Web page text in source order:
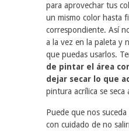
para aprovechar tus
un mismo color hasta
correspondiente. Así
a la vez en la paleta y
que puedas usarlos.
de pintar el área
dejar secar lo que
pintura acrílica se seca
Puede que nos
con cuidado de no